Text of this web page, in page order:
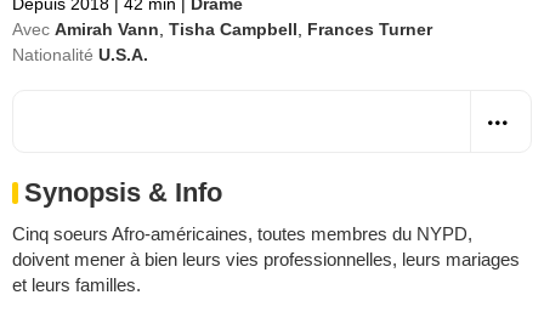
Avec Amirah Vann Tisha Campbell
Frances Turner
Nationalité U.S.A.
Synopsis & Info
Cinq soeurs Afro-américaines, toutes membres du NYPD,
doivent mener à bien leurs vies professionnelles, leurs mariages
et leurs familles.